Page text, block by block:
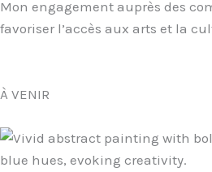
Mon engagement auprès des
favoriser l’accès aux arts et la
À VENIR